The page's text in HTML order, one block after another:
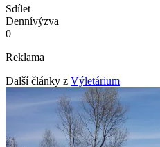
Sdílet
Dennívýzva
0
Reklama
Další články z Výletárium